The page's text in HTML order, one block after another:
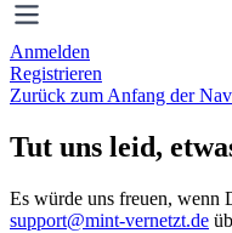
Anmelden
Registrieren
Zurück zum Anfang der
Tut uns leid,
Es würde uns freuen, wenn
support@mint-vernetzt.de